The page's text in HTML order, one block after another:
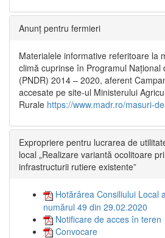
Anunț pentru fermieri
Materialele informative referitoare la
climă cuprinse în Programul Național
(PNDR) 2014 – 2020, aferent
accesate pe site-ul Ministerului
Rurale https://www.madr.ro/masuri-
Expropriere pentru lucrarea de
local „Realizare variantă ocolitoare
infrastructurii rutiere existente”
Hotărârea Consiliului Local
numărul 49 din 29.02.2020
Notificare de acces în teren
Convocare